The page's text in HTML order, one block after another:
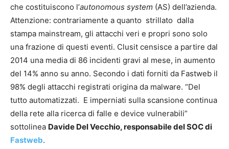
che costituiscono l’autonomous system (AS) dell’azienda.
Attenzione: contrariamente a quanto strillato dalla
stampa mainstream, gli attacchi veri e propri sono solo
una frazione di questi eventi. Clusit censisce a partire dal
2014 una media di 86 incidenti gravi al mese, in aumento
del 14% anno su anno. Secondo i dati forniti da Fastweb il
98% degli attacchi registrati origina da malware. “Del
tutto automatizzati. E imperniati sulla scansione continua
della rete alla ricerca di falle e device vulnerabili”
sottolinea Davide Del Vecchio, responsabile del SOC di
Fastweb.